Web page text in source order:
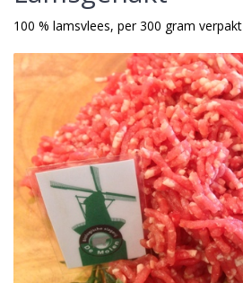
100 % lamsvlees, per 300 gram verpakt